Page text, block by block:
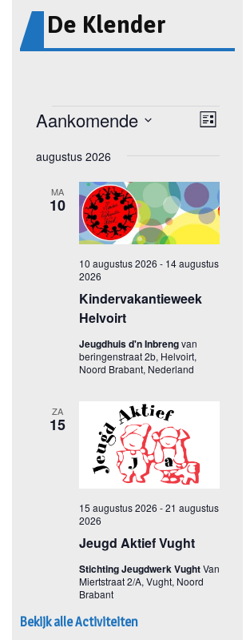
De Klender
Bekijk alle Activiteiten